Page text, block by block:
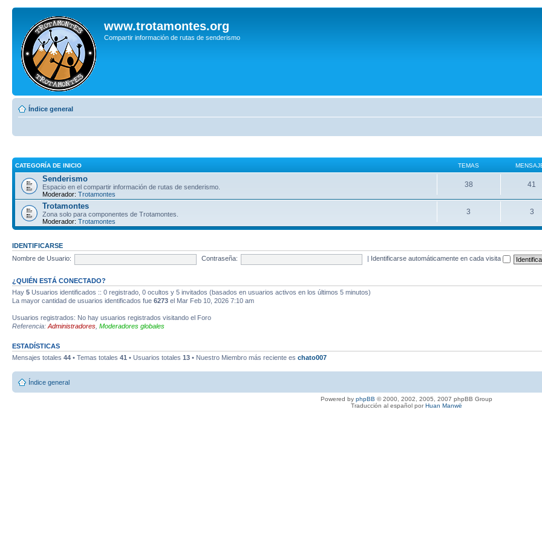
www.trotamontes.org
Compartir información de rutas de senderismo
Índice general
CATEGORÍA DE INICIO TEMAS
Senderismo
Espacio en el compartir información de rutas de senderismo.
Moderador: Trotamontes
38 41
Trotamontes
Zona solo para componentes de Trotamontes.
Moderador: Trotamontes
3 3
IDENTIFICARSE
Nombre de Usuario:
Contraseña: Identificarse automáticamente en cada visita
¿QUIÉN ESTÁ CONECTADO?
Hay 5 Usuarios identificados :: 0 registrado, 0 ocultos y 5 invitados (basados en usuarios activos en los últimos 5 minutos)
La mayor cantidad de usuarios identificados fue 6273 el Mar Feb 10, 2026 7:10 am
Usuarios registrados: No hay usuarios registrados visitando el Foro
Referencia: Administradores Moderadores globales
ESTADÍSTICAS
Mensajes totales 44 • Temas totales 41 • Usuarios totales 13 • Nuestro Miembro más reciente es chato007
Índice general
Powered by phpBB © 2000, 2002, 2005, 2007 phpBB Group
Traducción al español porHuan Manwë